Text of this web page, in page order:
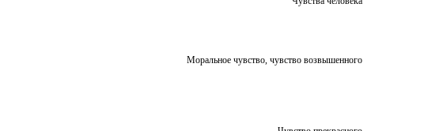
Моральное чувство, чувство возвышенного